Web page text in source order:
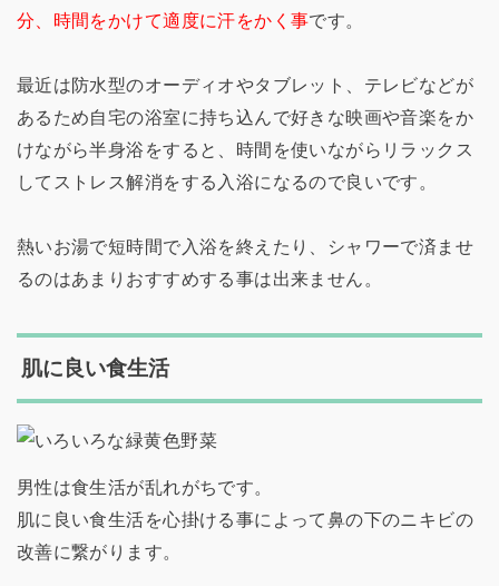
分、時間をかけて適度に汗をかく事です。
最近は防水型のオーディオやタブレット、テレビなどが
あるため自宅の浴室に持ち込んで好きな映画や音楽をか
けながら半身浴をすると、時間を使いながらリラックス
してストレス解消をする入浴になるので良いです。
熱いお湯で短時間で入浴を終えたり、シャワーで済ませ
るのはあまりおすすめする事は出来ません。
肌に良い食生活
男性は食生活が乱れがちです。
肌に良い食生活を心掛ける事によって鼻の下のニキビの
改善に繋がります。